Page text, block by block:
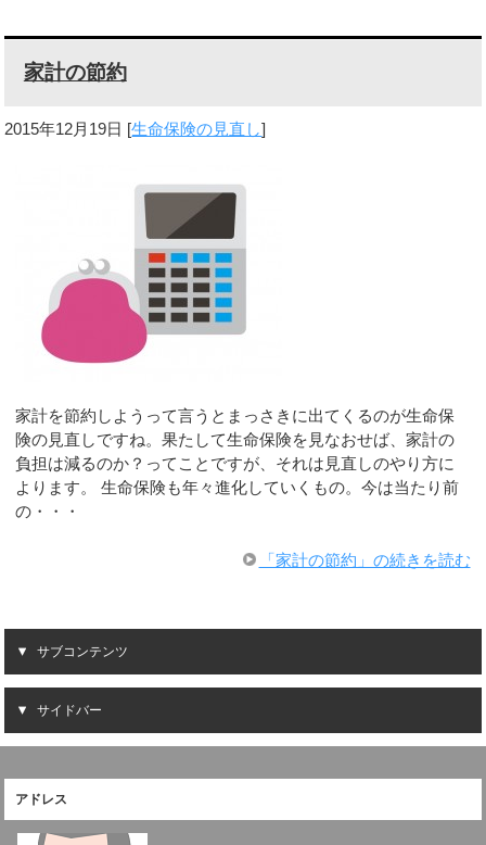
家計の節約
2015年12月19日 [生命保険の見直し]
家計を節約しようって言うとまっさきに出てくるのが生命保
険の見直しですね。果たして生命保険を見なおせば、家計の
負担は減るのか？ってことですが、それは見直しのやり方に
よります。 生命保険も年々進化していくもの。今は当たり前
の・・・
「家計の節約」の続きを読む
サブコンテンツ
サイドバー
アドレス